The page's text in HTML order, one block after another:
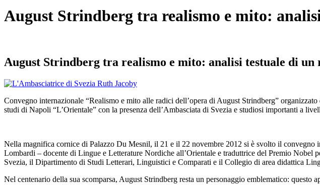
August Strindberg tra realismo e mito:
August Strindberg tra realismo e mito: analisi testuale di un
Convegno internazionale “Realismo e mito alle radici dell’opera di August Strindberg”
studi di Napoli “L’Orientale” con la presenza dell’Ambasciata di Svezia e studiosi importanti a
Nella magnifica cornice di Palazzo Du Mesnil, il 21 e il 22 novembre 2012 si è svolto il
Lombardi – docente di Lingue e Letterature Nordiche all’Orientale e traduttrice del Premio
Svezia, il Dipartimento di Studi Letterari, Linguistici e Comparati e il Collegio di area didattica
Nel centenario della sua scomparsa, August Strindberg resta un personaggio emblematico: